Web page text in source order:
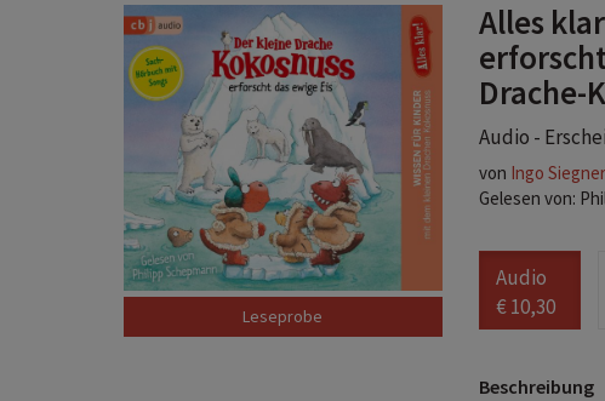
Alles
Drache-
Audio -
von Ingo Siegner
Gelesen von:
Audio
€ 10,30
Beschreibung